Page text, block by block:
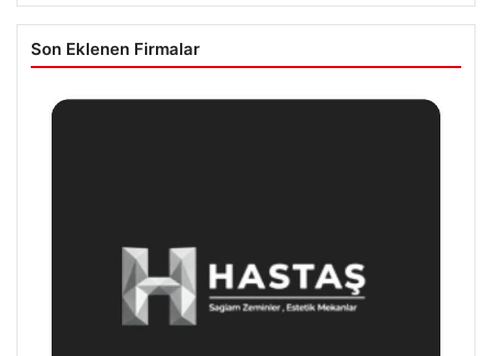
Son Eklenen Firmalar